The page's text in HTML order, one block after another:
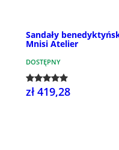
Sandały
Mnisi Atelier
DOSTĘPNY
zł 419,28